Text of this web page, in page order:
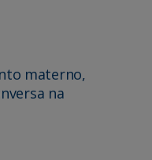
materno,
na